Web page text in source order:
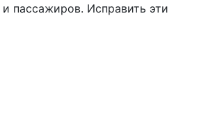
пассажиров. Исправить эти